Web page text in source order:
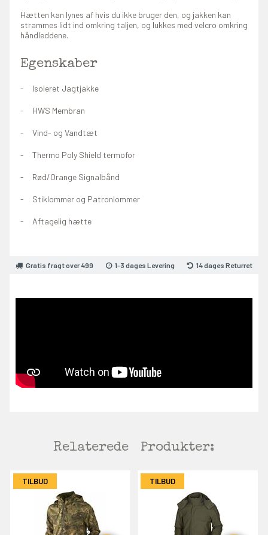
Hætten kan lynes af hvis du ikke bruger den, og jakken kan
strammes lidt ind omkring taljen, og lukkes med velcro omkring
håndleddene.
Egenskaber
Isoleret Jagtjakke
HWS Membran
Vind- og Vandtæt
Thermo Poly Shield termofor
Rød/Orange Signalbånd
Stiklommer og Patronlommer
Aftagelig hætte
Gratis fragt over 499 1-3 dages Levering 14 dages Returret
Relaterede Produkter:
TILBUD TILBUD